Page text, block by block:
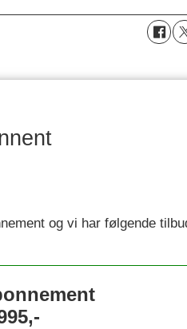
og vi har følgende